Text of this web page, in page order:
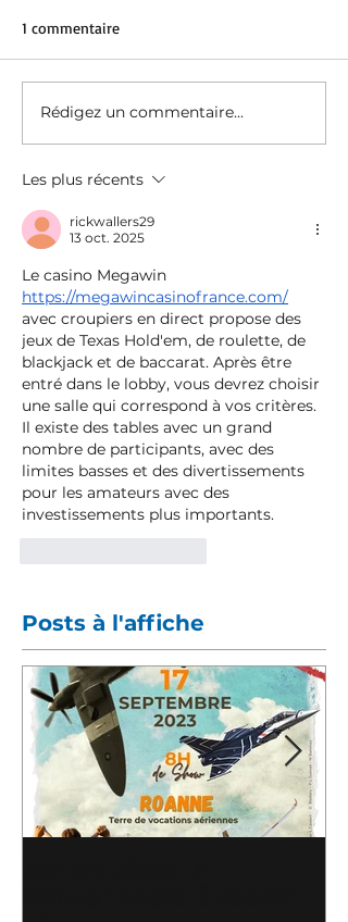
1 commentaire
Rédigez un commentaire...
Les plus récents
rickwallers29
13 oct. 2025
Le casino Megawin
https://megawincasinofrance.com/
avec croupiers en direct propose des
jeux de Texas Hold'em, de roulette, de
blackjack et de baccarat. Après être
entré dans le lobby, vous devrez choisir
une salle qui correspond à vos critères.
Il existe des tables avec un grand
nombre de participants, avec des
limites basses et des divertissements
pour les amateurs avec des
investissements plus importants.
Posts à l'affiche